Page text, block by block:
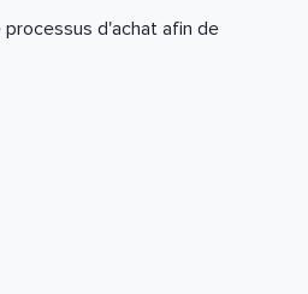
d'achat afin de